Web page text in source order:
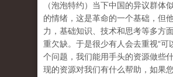
（泡泡特约） 当下中国的异议群体
的情绪，这是革命的一个基础，但
力，基础知识、技术和思考等多方
重欠缺。于是很少有人会去重视“可
个问题，我们能用手头的资源做些
现的资源对我们有什么帮助，如果